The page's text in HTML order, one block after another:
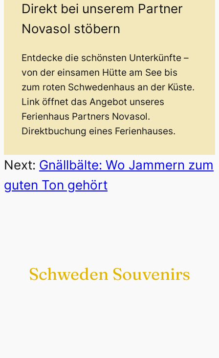
Direkt bei unserem Partner
Novasol stöbern
Entdecke die schönsten Unterkünfte –
von der einsamen Hütte am See bis
zum roten Schwedenhaus an der Küste.
Link öffnet das Angebot unseres
Ferienhaus Partners Novasol.
Direktbuchung eines Ferienhauses.
Next: Gnällbälte: Wo Jammern zum
guten Ton gehört
Schweden Souvenirs